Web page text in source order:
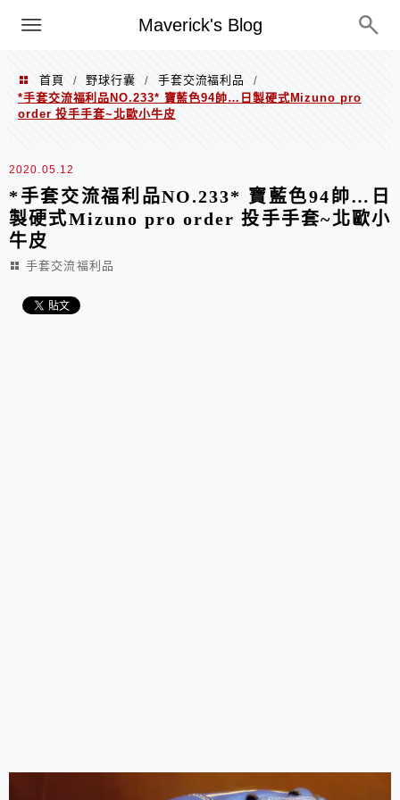
Maverick's Blog
Menu
首頁 / 野球行囊 / 手套交流福利品
/
*手套交流福利品NO.233* 寶藍色94帥…日製硬式Mizuno pro
order 投手手套~北歐小牛皮
2020.05.12
*手套交流福利品NO.233* 寶藍色94帥…日
製硬式Mizuno pro order 投手手套~北歐小
牛皮
手套交流福利品